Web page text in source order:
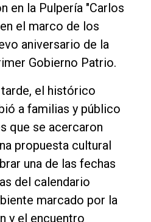
en la Pulpería "Carlos
el marco de los
aniversario de la
Gobierno Patrio.
el histórico
a familias y público
que se acercaron
propuesta cultural
una de las fechas
del calendario
marcado por la
y el encuentro